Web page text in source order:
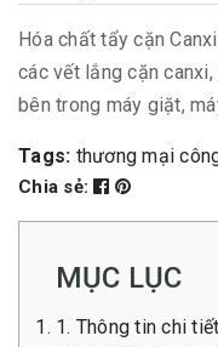
Hóa chất tẩy cặn Canxi
các vết lắng cặn
bên trong máy giặt,
Tags: thương mại
Chia sẻ:
MỤC LỤC
1. Thông tin chi